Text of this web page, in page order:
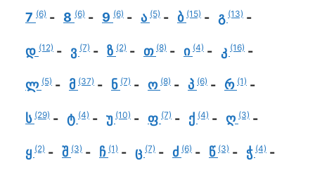
7 (6) 8 (6) 9 (6) ა (5) ბ (15) გ (13)
დ (12) ვ (7) ზ (2) თ (8) ი (4) კ (16)
ლ (5) მ (37) ნ (7) ო (8) პ (6) რ (1)
ს (29) ტ (4) უ (10) ფ (7) ქ (4) ღ (3)
ყ (2) შ (3) ჩ (1) ც (7) ძ (6) წ (3) ჭ (4)